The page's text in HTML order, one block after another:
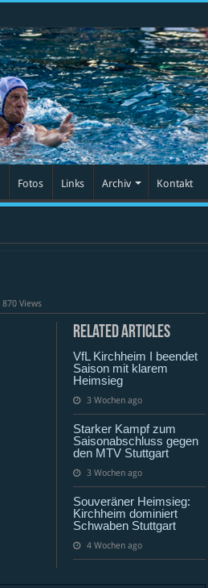
Fotos Links Archiv Kontakt
870 Views
Related Articles
VfL Kirchheim I beendet
Saison mit klarem
Heimsieg
3 Wochen ago
Starker Kampf zum
Saisonabschluss gegen
den MTV Stuttgart
3 Wochen ago
Souveräner Heimsieg:
Kirchheim dominiert
Schwaben Stuttgart
4 Wochen ago